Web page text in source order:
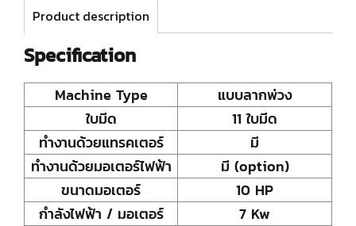
Product description
Specification
Machine Type
แบบลากพ่วง
ใบมีด
11 ใบมีด
ทำงานด้วยแทรคเตอร์
มี
ทำงานด้วยมอเตอร์ไฟฟ้า
มี (option)
ขนาดมอเตอร์
10 HP
กำลังไฟฟ้า / มอเตอร์
7 Kw